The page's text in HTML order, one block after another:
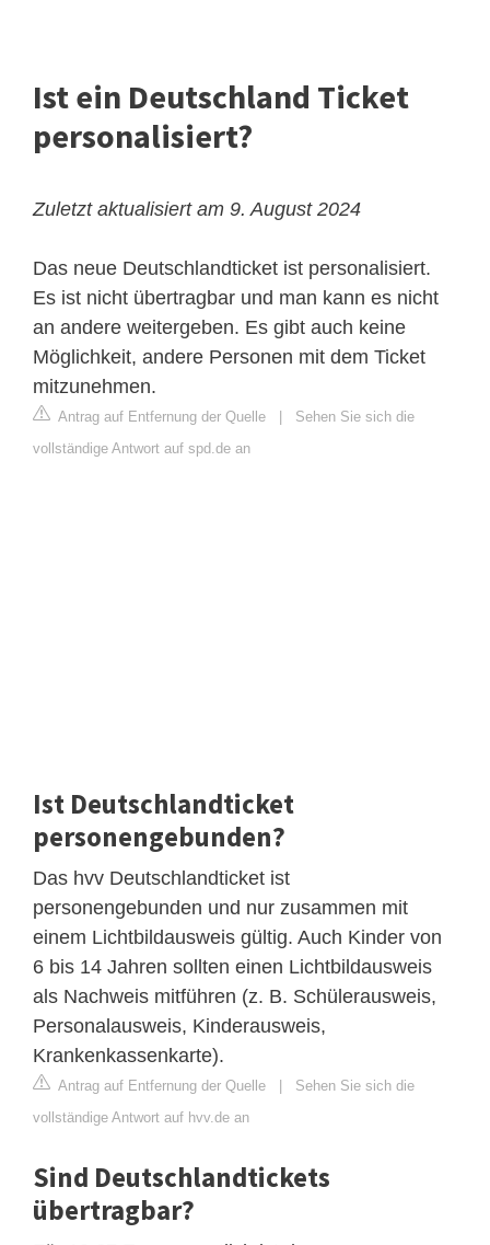
Ist ein Deutschland Ticket
personalisiert?
Zuletzt aktualisiert am 9. August 2024
Das neue Deutschlandticket ist personalisiert.
Es ist nicht übertragbar und man kann es nicht
an andere weitergeben. Es gibt auch keine
Möglichkeit, andere Personen mit dem Ticket
mitzunehmen.
Antrag auf Entfernung der Quelle
Sehen Sie sich die
vollständige Antwort auf spd.de an
Ist Deutschlandticket
personengebunden?
Das hvv Deutschlandticket ist
personengebunden und nur zusammen mit
einem Lichtbildausweis gültig. Auch Kinder von
6 bis 14 Jahren sollten einen Lichtbildausweis
als Nachweis mitführen (z. B. Schülerausweis,
Personalausweis, Kinderausweis,
Krankenkassenkarte).
Antrag auf Entfernung der Quelle
Sehen Sie sich die
vollständige Antwort auf hvv.de an
Sind Deutschlandtickets
übertragbar?